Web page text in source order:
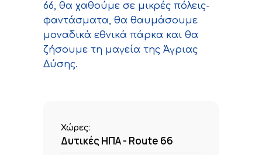
66, θα χαθούμε σε μικρές πόλεις-
φαντάσματα, θα θαυμάσουμε
μοναδικά εθνικά πάρκα και θα
ζήσουμε τη μαγεία της Άγριας
Δύσης.
Χώρες:
Δυτικές ΗΠΑ - Route 66